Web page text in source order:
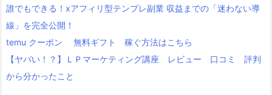
誰でもできる！xアフィリ型テンプレ副業 収益までの「迷わない導
線」を完全公開！
temu クーポン 無料ギフト 稼ぐ方法はこちら
【ヤバい！？】ＬＰマーケティング講座 レビュー 口コミ 評判
から分かったこと